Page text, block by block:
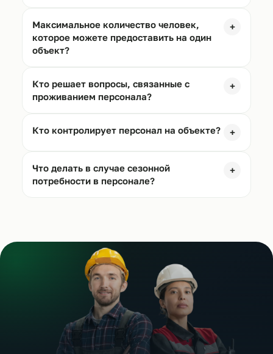
Максимальное количество человек,
которое можете предоставить на один
объект?
+
Кто решает вопросы, связанные с
проживанием персонала?
+
Кто контролирует персонал на объекте? +
Что делать в случае сезонной
потребности в персонале?
+